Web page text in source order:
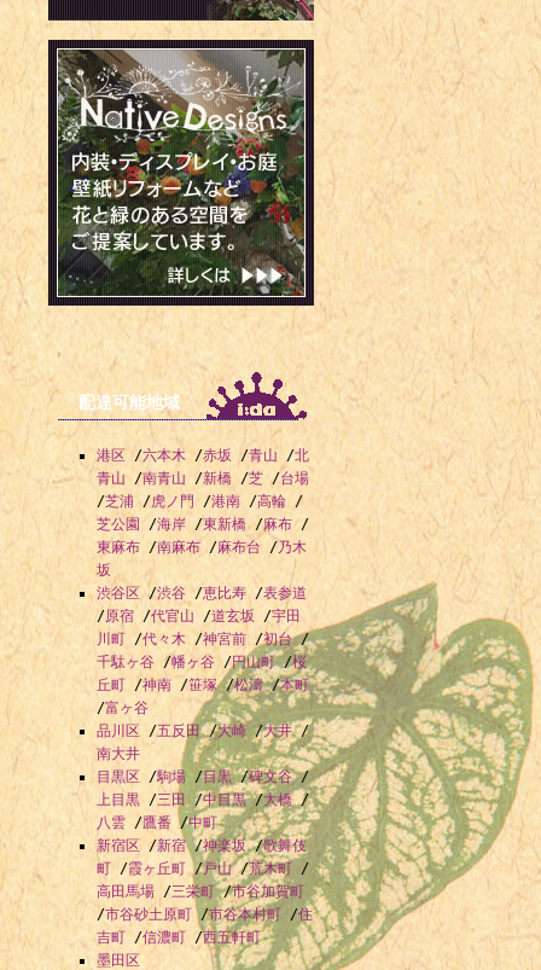
配達可能地域
港区/六本木 /赤坂 /青山 /北
青山 /南青山 /新橋 /芝 /台場
/芝浦/虎ノ門 /港南 /高輪 /
芝公園
/海岸 /東新橋/麻布/
東麻布 /南麻布 /麻布台 /乃木
坂
渋谷区 /渋谷 /恵比寿/表参道
/原宿 /代官山 /道玄坂 /宇田
川町 /代々木 /神宮前 /初台/
千駄ヶ谷 /幡ヶ谷/円山町/桜
丘町 /神南 /笹塚/松濤/本町
/富ヶ谷
品川区 /五反田/大崎 /大井/
南大井
目黒区/駒場 /目黒/碑文谷/
上目黒 /三田 /中目黒/大橋/
八雲 /鷹番 /中町
新宿区 /新宿/神楽坂/歌舞伎
町 /霞ヶ丘町/戸山/荒木町 /
高田馬場 /三栄町/市谷加賀町
/市谷砂土原町 /市谷本村町 /住
吉町 /信濃町 /西五軒町
墨田区